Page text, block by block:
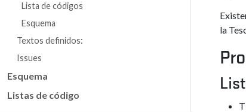
Lista de códigos
Esquema
Textos definidos:
Issues
Esquema
Listas de código
la